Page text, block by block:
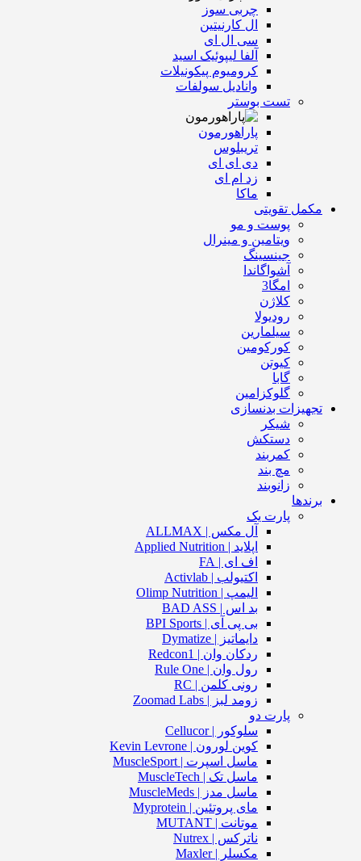
چربی سوز
ال کارنیتین
سی ال ای
آلفا لیپوئیک اسید
کرومیوم پیکونیلات
وانادیل سولفات
تست بوستر
پاراهورمون
تریبلوس
دی ای ای
زد ام ای
ماکا
مکمل تقویتی
پوست و مو
ویتامین و مینرال
جینسینگ
آشواگاندا
امگا3
کلاژن
رودیولا
سیلمارین
کورکومین
کیوتن
گابا
گلوکزامین
تجهیزات بدنسازی
شیکر
دستکش
کمربند
مچ بند
زانوبند
برندها
پارت یک
آل مکس | ALLMAX
اپلاید | Applied Nutrition
اف ای | FA
اکتیولب | Activlab
الیمپ | Olimp Nutrition
بد اس | BAD ASS
بی پی آی | BPI Sports
دایماتیز | Dymatize
ردکان وان | Redcon1
رول وان | Rule One
رونی کلمن | RC
زومد لبز | Zoomad Labs
پارت دو
سلوکور | Cellucor
کوین لورون | Kevin Levrone
ماسل اسپرت | MuscleSport
ماسل تک | MuscleTech
ماسل مدز | MuscleMeds
مای پروتئین | Myprotein
موتانت | MUTANT
ناترکس | Nutrex
مکسلر | Maxler